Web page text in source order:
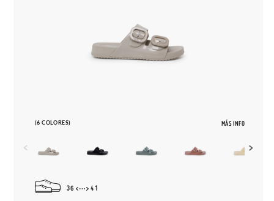
(6 COLORES) MÁS INFO
36 41